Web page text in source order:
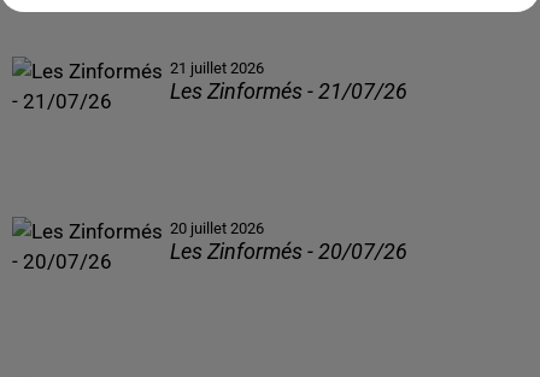
21 juillet 2026
Les Zinformés - 21/07/26
20 juillet 2026
Les Zinformés - 20/07/26